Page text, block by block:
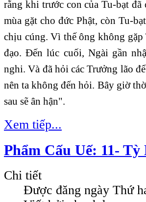
rằng khi trước con của Tu-bạt
mùa gặt cho đức Phật, còn Tu-
chịu cúng. Vì thế ông không
đạo. Ðến lúc cuối, Ngài gần
nghi. Và đã hỏi các Trưởng lão
nên ta không đến hỏi. Bây giờ
sau sẽ ân hận".
Xem tiếp...
Phẩm Cấu Uế: 11-
Chi tiết
Được đăng ngày Thứ